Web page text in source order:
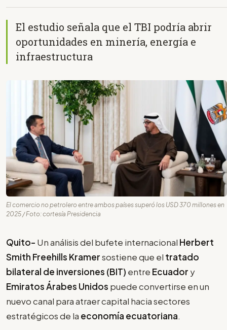
El estudio señala que el TBI podría abrir
oportunidades en minería, energía e
infraestructura
El comercio no petrolero entre ambos países superó los USD 370 millones en
2025 / Foto: cortesía Presidencia
Quito- Un análisis del bufete internacional Herbert
Smith Freehills Kramersostiene que el tratado
bilateral de inversiones (BIT) entre Ecuador y
Emiratos Árabes Unidos puede convertirse en un
nuevo canal para atraer capital hacia sectores
estratégicos de la economía ecuatoriana.